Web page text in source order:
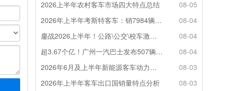
2026上半年农村客车市场四大特点总结
08-05
2026年上半年考斯特客车：销7984辆 6米领涨领跑 电动化提速
08-04
鏖战2026上半年！公路\公交\校车激烈角逐，谁问鼎赛道赢家?
08-04
超3.67个亿！广州一汽巴士发布507辆纯电动城市客车采购中标公告
08-04
2026年6月及上半年新能源客车动力电池装机量特点分析
08-03
2026年上半年客车出口国销量特点分析
08-03